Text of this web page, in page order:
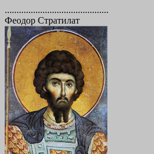
............................................
Феодор Стратилат